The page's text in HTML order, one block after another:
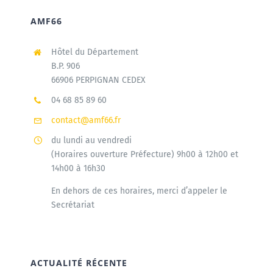
AMF66
Hôtel du Département
B.P. 906
66906 PERPIGNAN CEDEX
04 68 85 89 60
contact@amf66.fr
du lundi au vendredi
(Horaires ouverture Préfecture) 9h00 à 12h00 et
14h00 à 16h30
En dehors de ces horaires, merci d’appeler le
Secrétariat
ACTUALITÉ RÉCENTE